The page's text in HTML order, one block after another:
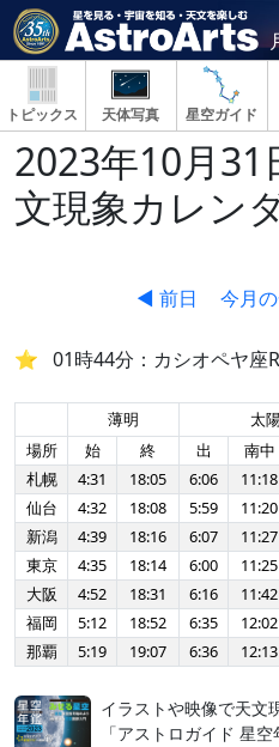
トピックス 天体写真 星空ガイド
2023年10月31
文現象カレン
◀ 前日 今月
01時44分：カシオペヤ座
薄明 太
場所
始 終 出 南中
札幌
4:31 18:05 6:06 11:18
仙台
4:32 18:08 5:59 11:20
新潟
4:39 18:16 6:07 11:27
東京
4:35 18:14 6:00 11:25
大阪
4:52 18:31 6:16 11:42
福岡
5:12 18:52 6:35 12:02
那覇
5:19 19:07 6:36 12:13
イラストや映像で天文
「アストロガイド 星空